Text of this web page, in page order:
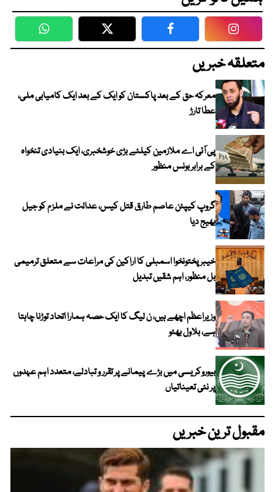
WhatsApp Twitter Facebook
متعلقہ خبریں
معرکہ حق کے بعد پاکستان کو ایک کے بعد ایک کامیابی ملی،
عطا تارڑ
پی آئی اے ملازمین کیلئے بڑی خوشخبری، ایک بنیادی تنخواہ
کے برابر بونس منظور
گروپ کیپٹن عاصم طارق قتل کیس، عدالت نے ملزم کو جیل
بھیج دیا
خیبرپختونخوا اسمبلی کا اراکین کی مراعات سے متعلق ترمیمی
بل منظور، اہم شقیں تبدیل
وزیراعظم اچھے ہیں، ن لیگ کا ایک حصہ ہمارا اتحاد توڑنا چاہتا
ہے، بلاول بھٹو
بیوروکریسی میں بڑے پیمانے پر تقرر و تبادلے، متعدد اہم عہدوں
پر نئی تعیناتیاں
مقبول ترین خبریں